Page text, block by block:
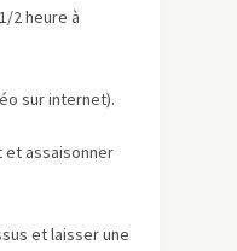
2 heure à
sur internet).
et assaisonner
et laisser une